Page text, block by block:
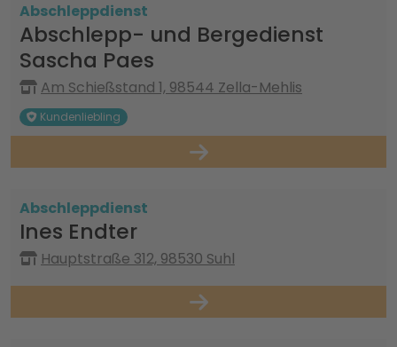
Abschleppdienst
Abschlepp- und Bergedienst
Sascha Paes
Am Schießstand 1, 98544 Zella-Mehlis
Kundenliebling
Abschleppdienst
Ines Endter
Hauptstraße 312, 98530 Suhl